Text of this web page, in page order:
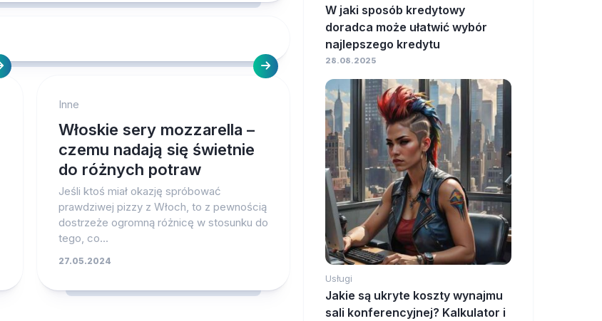
Inne
Włoskie sery mozzarella –
czemu nadają się świetnie
do różnych potraw
Jeśli ktoś miał okazję spróbować
prawdziwej pizzy z Włoch, to z pewnością
dostrzeże ogromną różnicę w stosunku do
tego, co...
27.05.2024
W jaki sposób kredytowy
doradca może ułatwić wybór
najlepszego kredytu
28.08.2025
Usługi
Jakie są ukryte koszty wynajmu
sali konferencyjnej? Kalkulator i